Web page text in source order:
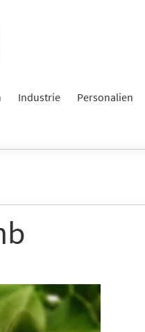
Industrie Personalien